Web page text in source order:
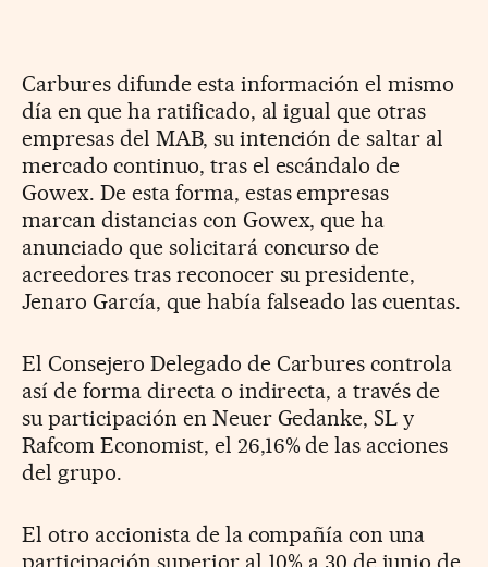
Carbures difunde esta información el mismo
día en que ha ratificado, al igual que otras
empresas del MAB, su intención de saltar al
mercado continuo, tras el escándalo de
Gowex. De esta forma, estas empresas
marcan distancias con Gowex, que ha
anunciado que solicitará concurso de
acreedores tras reconocer su presidente,
Jenaro García, que había falseado las cuentas.
El Consejero Delegado de Carbures controla
así de forma directa o indirecta, a través de
su participación en Neuer Gedanke, SL y
Rafcom Economist, el 26,16% de las acciones
del grupo.
El otro accionista de la compañía con una
participación superior al 10% a 30 de junio de